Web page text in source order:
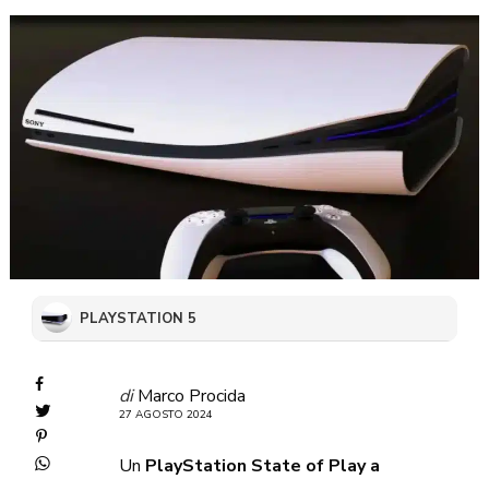
PLAYSTATION 5
di Marco Procida
27 AGOSTO 2024
Un PlayStation State of Play a